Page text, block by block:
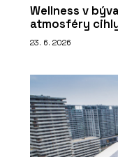
Wellness v
atmosféry
23. 6. 2026